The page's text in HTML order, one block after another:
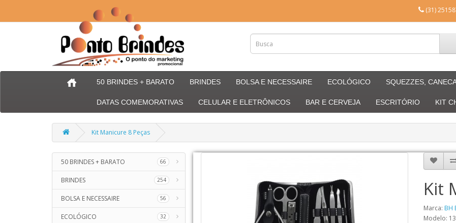
(31)
50 BRINDES + BARATO BRINDES BOLSA E NECESSAIRE ECOLÓGICO SQUEZZES,
DATAS COMEMORATIVAS CELULAR E ELETRÔNICOS BAR E CERVEJA ESCRITÓRIO KIT
Kit Manicure 8 Peças
50 BRINDES + BARATO 66
BRINDES 254
BOLSA E NECESSAIRE 56
ECOLÓGICO 32
Kit
Marca: BH
Modelo: